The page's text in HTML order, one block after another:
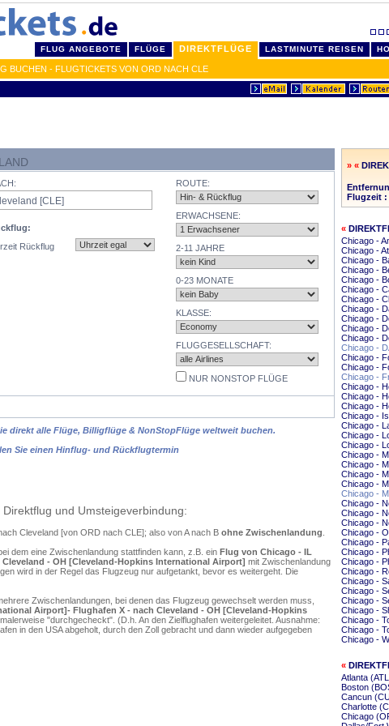
FLUG ANGEBOTE FLÜGE DIREKTFLÜGE LASTMINUTE REISEN
BUCHEN - FLUGTICKETS VON ORD NACH CLE
Rückflug
ROUTE:
ERWACHSENE:
2-11 JAHRE
0-23 MONATE
KLASSE:
FLUGGESELLSCHAFT:
NUR NONSTOP FLÜGE
direkt alle Flüge, Billigflüge & NonStopFlüge weltweit buchen.
Sie einen Hinflug- und Rückflugtermin
und Umsteigeverbindung:
Cleveland [von ORD nach CLE]; also von A nach B ohne Zwischenlandung
dem eine Zwischenlandung stattfinden kann, z.B. ein Flug von Chicago - IL
- OH [Cleveland-Hopkins International Airport] mit Zwischenlandung
wird in der Regel das Flugzeug nur aufgetankt, bevor es weitergeht. Die
Zwischenlandungen, bei denen das Flugzeug gewechselt werden muss,
Airport]- Flughafen X - nach Cleveland - OH [Cleveland-Hopkins
"durchgecheckt". (D.h. An den Zielflughafen weitergeleitet. Ausnahme:
in den USA abgeholt, durch den Zoll gebracht und dann wieder aufgegeben
» «
Flugzeit :
«
Chicago -
Chicago -
Chicago -
Chicago -
Chicago -
Chicago -
Chicago -
Chicago -
Chicago -
Chicago -
Chicago -
Chicago -
Chicago -
Chicago -
Chicago -
Chicago -
Chicago -
Chicago -
Chicago -
Chicago -
Chicago -
Chicago -
Chicago -
Chicago -
Chicago -
Chicago -
Chicago -
Chicago -
Chicago -
Chicago -
Chicago -
Chicago -
Chicago -
Chicago -
Chicago -
Chicago -
Chicago -
Chicago -
Chicago -
Chicago -
Chicago -
Chicago -
«
Atlanta
Boston
Cancun
Charlotte
Chicago